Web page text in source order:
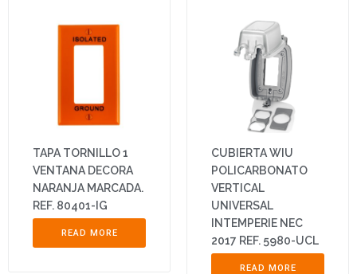
TAPA TORNILLO 1
VENTANA DECORA
NARANJA MARCADA.
REF. 80401-IG
READ MORE
CUBIERTA WIU
POLICARBONATO
VERTICAL
UNIVERSAL
INTEMPERIE NEC
2017 REF. 5980-UCL
READ MORE